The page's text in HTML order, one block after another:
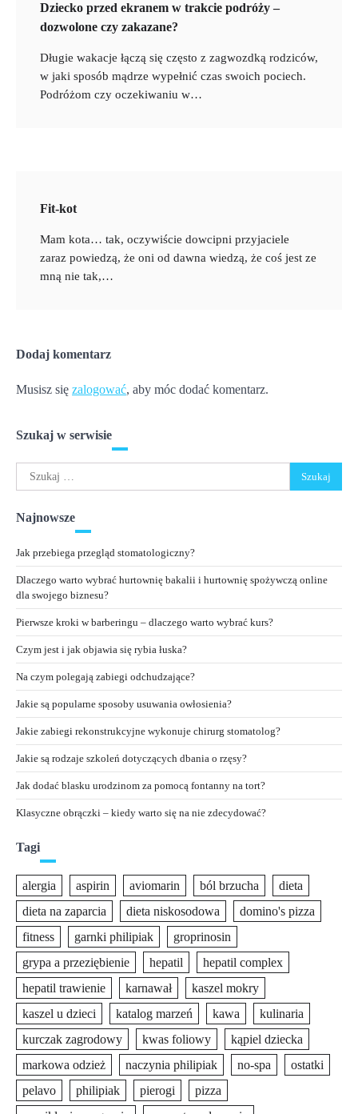
Dziecko przed ekranem w trakcie podróży –
dozwolone czy zakazane?
Długie wakacje łączą się często z zagwozdką rodziców,
w jaki sposób mądrze wypełnić czas swoich pociech.
Podróżom czy oczekiwaniu w…
Fit-kot
Mam kota… tak, oczywiście dowcipni przyjaciele
zaraz powiedzą, że oni od dawna wiedzą, że coś jest ze
mną nie tak,…
Dodaj komentarz
Musisz się zalogować, aby móc dodać komentarz.
Szukaj w serwisie
Szukaj:
Najnowsze
Jak przebiega przegląd stomatologiczny?
Dlaczego warto wybrać hurtownię bakalii i hurtownię spożywczą online
dla swojego biznesu?
Pierwsze kroki w barberingu – dlaczego warto wybrać kurs?
Czym jest i jak objawia się rybia łuska?
Na czym polegają zabiegi odchudzające?
Jakie są popularne sposoby usuwania owłosienia?
Jakie zabiegi rekonstrukcyjne wykonuje chirurg stomatolog?
Jakie są rodzaje szkoleń dotyczących dbania o rzęsy?
Jak dodać blasku urodzinom za pomocą fontanny na tort?
Klasyczne obrączki – kiedy warto się na nie zdecydować?
Tagi
alergia aspirin aviomarin ból brzucha
dieta
dieta na zaparcia
dieta niskosodowa
domino's pizza
fitness
garnki philipiak
groprinosin
grypa a przeziębienie
hepatil
hepatil complex
hepatil trawienie
karnawał
kaszel mokry
kaszel u dzieci
katalog marzeń kawa
kulinaria
kurczak zagrodowy
kwas foliowy
kąpiel dziecka
markowa odzież
naczynia philipiak no-spa
ostatki
pelavo
philipiak pierogi
pizza